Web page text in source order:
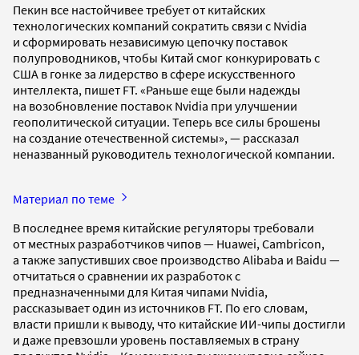
Пекин все настойчивее требует от китайских
технологических компаний сократить связи с Nvidia
и сформировать независимую цепочку поставок
полупроводников, чтобы Китай смог конкурировать с
США в гонке за лидерство в сфере искусственного
интеллекта, пишет FT. «Раньше еще были надежды
на возобновление поставок Nvidia при улучшении
геополитической ситуации. Теперь все силы брошены
на создание отечественной системы», — рассказал
неназванный руководитель технологической компании.
Материал по теме
В последнее время китайские регуляторы требовали
от местных разработчиков чипов — Huawei, Cambricon,
а также запустивших свое производство Alibaba и Baidu —
отчитаться о сравнении их разработок с
предназначенными для Китая чипами Nvidia,
рассказывает один из источников FT. По его словам,
власти пришли к выводу, что китайские ИИ-чипы достигли
и даже превзошли уровень поставляемых в страну